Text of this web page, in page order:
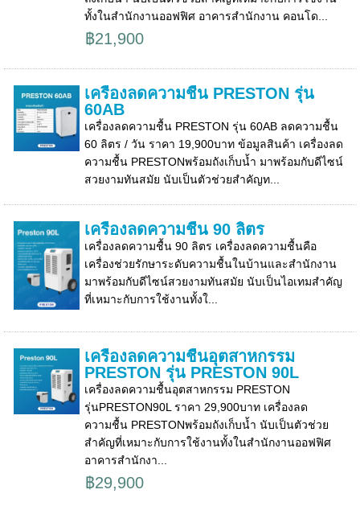
ทั้งในสำนักงานออฟฟิศ อาคารสำนักงาน คอนโด...
฿21,900
เครื่องลดความชื้น PRESTON รุ่น
60AB
เครื่องลดความชื้น PRESTON รุ่น 60AB ลดความชื้น
60 ลิตร / วัน ราคา 19,900บาท ข้อมูลสินค้า เครื่องลด
ความชื้น PRESTONพร้อมถังเก็บน้ำ มาพร้อมกับดีไซน์
สวยงามทันสมัย นับเป็นตัวช่วยสำคัญท...
เครื่องลดความชื้น 90 ลิตร
เครื่องลดความชื้น 90 ลิตร เครื่องลดความชื้นคือ
เครื่องช่วยรักษาระดับความชื้นในบ้านและสำนักงาน
มาพร้อมกับดีไซน์สวยงามทันสมัย นับเป็นไอเทมสำคัญ
ที่เหมาะกับการใช้งานทั้งใ...
เครื่องลดความชื้นอุตสาหกรรม
PRESTON รุ่น PRESTON 90L
เครื่องลดความชื้นอุตสาหกรรม PRESTON
รุ่นPRESTON90L ราคา 29,900บาท เครื่องลด
ความชื้น PRESTONพร้อมถังเก็บน้ำ นับเป็นตัวช่วย
สำคัญที่เหมาะกับการใช้งานทั้งในสำนักงานออฟฟิศ
อาคารสำนักงา...
฿29,900